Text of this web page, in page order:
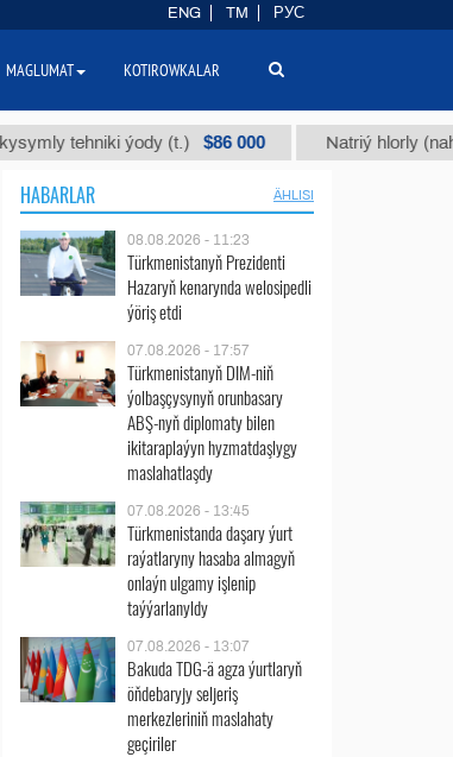
ýody (t.) $86 000 Natriý hlorly (nahar duzy)
HABARLAR ÄHLISI
08.08.2026 - 11:23
Türkmenistanyň Prezidenti
Hazaryň kenarynda welosipedli
ýöriş etdi
07.08.2026 - 17:57
Türkmenistanyň DIM-niň
ýolbaşçysynyň orunbasary
ABŞ-nyň diplomaty bilen
ikitaraplaýyn hyzmatdaşlygy
maslahatlaşdy
07.08.2026 - 13:45
Türkmenistanda daşary ýurt
raýatlaryny hasaba almagyň
onlaýn ulgamy işlenip
taýýarlanyldy
07.08.2026 - 13:07
Bakuda TDG-ä agza ýurtlaryň
öňdebaryjy seljeriş
merkezleriniň maslahaty
geçiriler
ENG TM РУС
MAGLUMAT KOTIROWKALAR